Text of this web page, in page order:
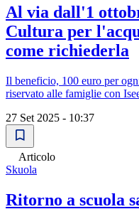
Al via dall'1
Cultura per
come richiederla
Il beneficio, 100 euro per
riservato alle famiglie con
27 Set 2025 - 10:37
Articolo
Skuola
Ritorno a scuola